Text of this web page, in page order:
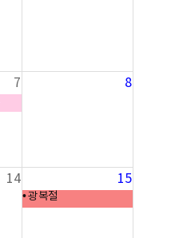
7 8
14 15
광복절